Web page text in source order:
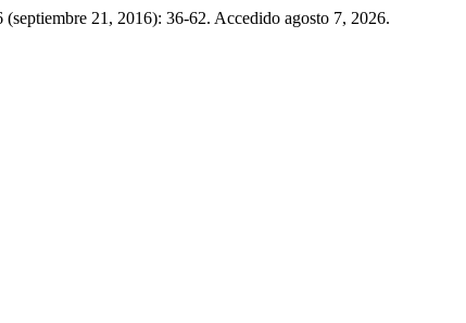
(septiembre 21, 2016): 36-62. Accedido agosto 7, 2026.